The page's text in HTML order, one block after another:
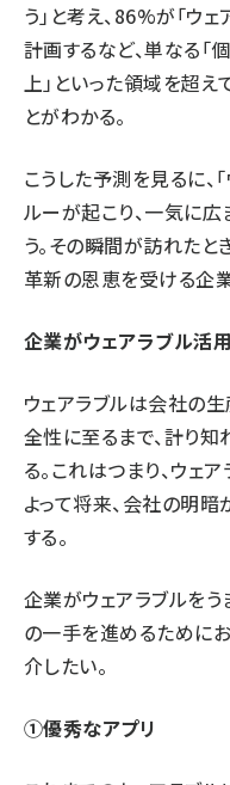
う」と考え、86%が「ウ
計画するなど、単なる「
上」といった領域を超え
とがわかる。
こうした予測を見るに、
ルーが起こり、一気に広
う。その瞬間が訪れたと
革新の恩恵を受ける企
企業がウェアラブル活
ウェアラブルは会社の
全性に至るまで、計り知
る。これはつまり、ウェ
よって将来、会社の明
する。
企業がウェアラブルを
の一手を進めるために
介したい。
①優秀なアプリ